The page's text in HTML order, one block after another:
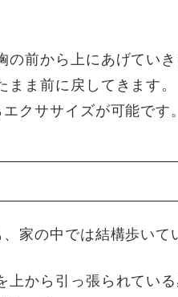
の前から上にあげてい
まま前に戻してきます
クササイズが可能です。
家の中では結構歩いて
上から引っ張られてい